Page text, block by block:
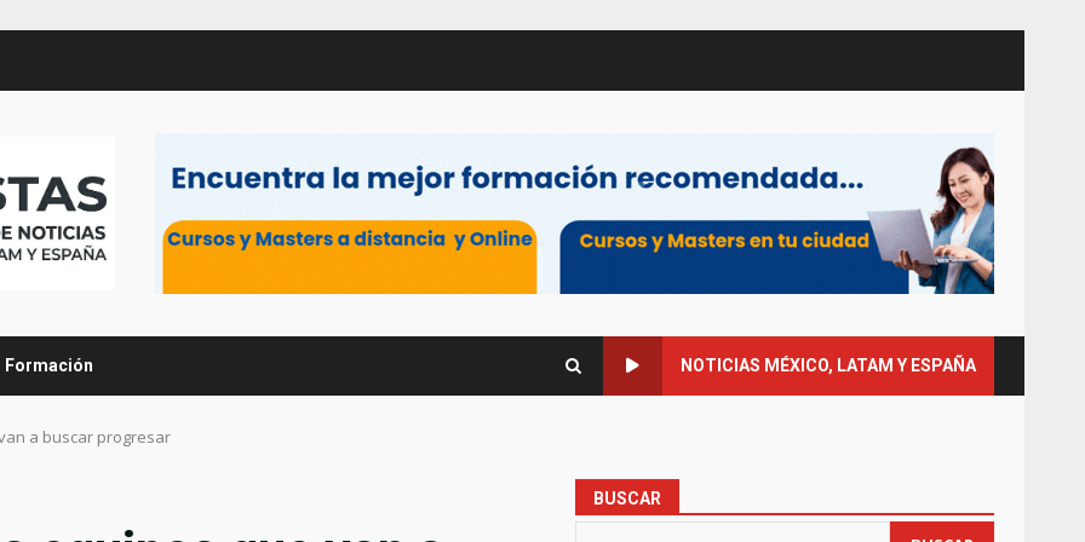
Formación NOTICIAS MÉXICO, LATAM Y ESPAÑA
a buscar progresar
BUSCAR